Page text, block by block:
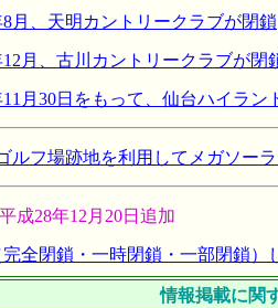
月、天明カントリークラブが閉鎖
月、古川カントリークラブが閉
月30日をもって、仙台ハイラン
ルフ場跡地を利用してメガソー
年12月20日追加
全閉鎖・一時閉鎖・一部閉鎖
情報掲載に関